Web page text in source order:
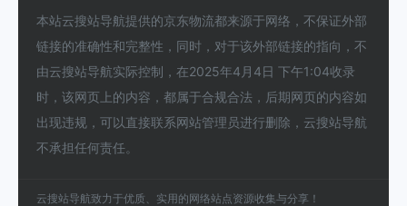
本站云搜站导航提供的京东物流都来源于网络，不保证外部
链接的准确性和完整性，同时，对于该外部链接的指向，不
由云搜站导航实际控制，在2025年4月4日 下午1:04收录
时，该网页上的内容，都属于合规合法，后期网页的内容如
出现违规，可以直接联系网站管理员进行删除，云搜站导航
不承担任何责任。
云搜站导航致力于优质、实用的网络站点资源收集与分享！